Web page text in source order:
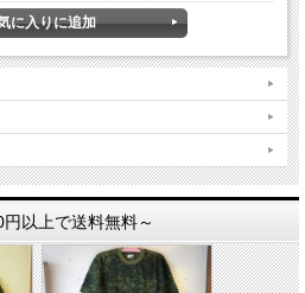
以上で送料無料～